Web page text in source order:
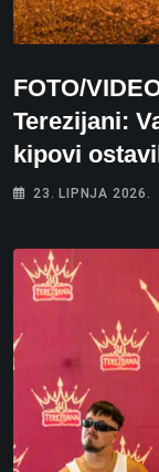
FOTO/
Terezijani:
kipovi
23. LIPNJA 2026.